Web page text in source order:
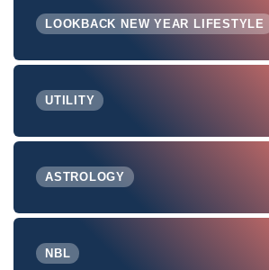
LOOKBACK NEW YEAR LIFESTYLE
UTILITY
ASTROLOGY
NBL